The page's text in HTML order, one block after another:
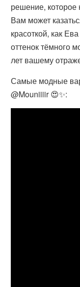
решение, которое
Вам может
красоткой, как
оттенок тёмного
лет вашему
Самые модные
@Mouniiiir 😍✨: